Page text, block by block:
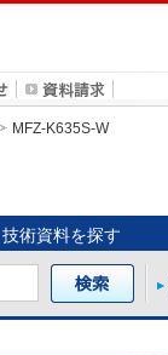
MFZ-K635S-W
技術資料を探す